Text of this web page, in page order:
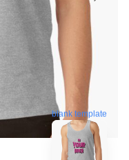
blank template